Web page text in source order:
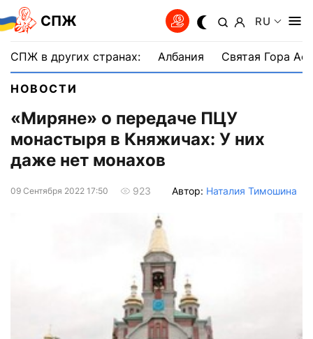
СПЖ RU
СПЖ в других странах: Албания Святая Гора
НОВОСТИ
«Миряне» о передаче ПЦУ
монастыря в Княжичах: У них
даже нет монахов
09 Сентября 2022 17:50 923 Автор: Наталия Тимошина